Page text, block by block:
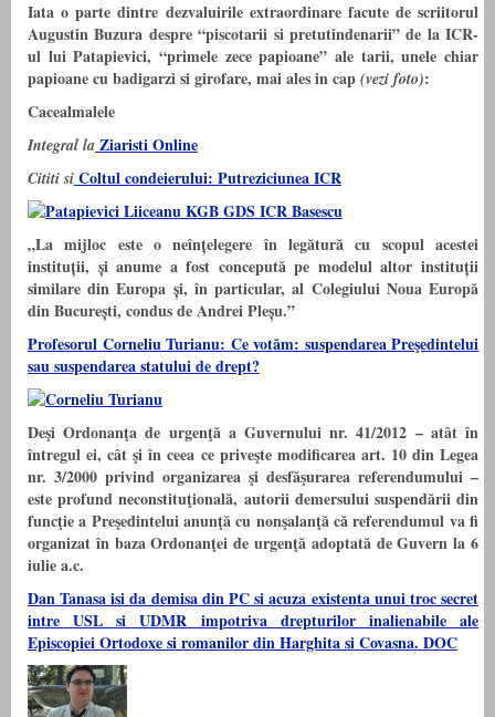
Iata o parte dintre dezvaluirile extraordinare facute de scriitorul
Augustin Buzura despre “piscotarii si pretutindenarii” de la ICR-
ul lui Patapievici, “primele zece papioane” ale tarii, unele chiar
papioane cu badigarzi si girofare, mai ales in cap (vezi foto):
Cacealmalele
Integral la Ziaristi Online
Cititi si Coltul condeierului: Putreziciunea ICR
„La mijloc este o neînțelegere în legătură cu scopul acestei
instituții, și anume a fost concepută pe modelul altor instituții
similare din Europa și, în particular, al Colegiului Noua Europă
din București, condus de Andrei Pleșu.”
Profesorul Corneliu Turianu: Ce votăm: suspendarea Preşedintelui
sau suspendarea statului de drept?
Deşi Ordonanţa de urgenţă a Guvernului nr. 41/2012 – atât în
întregul ei, cât şi în ceea ce priveşte modificarea art. 10 din Legea
nr. 3/2000 privind organizarea şi desfăşurarea referendumului –
este profund neconstituţională, autorii demersului suspendării din
funcţie a Preşedintelui anunţă cu nonşalanţă că referendumul va fi
organizat în baza Ordonanţei de urgenţă adoptată de Guvern la 6
iulie a.c.
Dan Tanasa isi da demisa din PC si acuza existenta unui troc secret
intre USL si UDMR impotriva drepturilor inalienabile ale
Episcopiei Ortodoxe si romanilor din Harghita si Covasna. DOC